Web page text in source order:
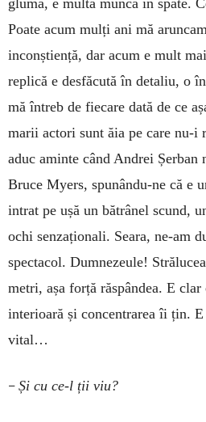
Poate acum mulți ani mă
inconștiență, dar acum e mult
replică e desfăcută în detaliu, o
mă întreb de fiecare dată de ce
marii actori sunt ăia pe care nu-i
aduc aminte când Andrei Șerban
Bruce Myers, spunându-ne că e
intrat pe ușă un bătrânel scund,
ochi senzaționali. Seara, ne-am
spectacol. Dumnezeule!
metri, așa forță răspândea. E
interioară și concentrarea îi țin.
vital…
– Și cu ce-l ții viu?